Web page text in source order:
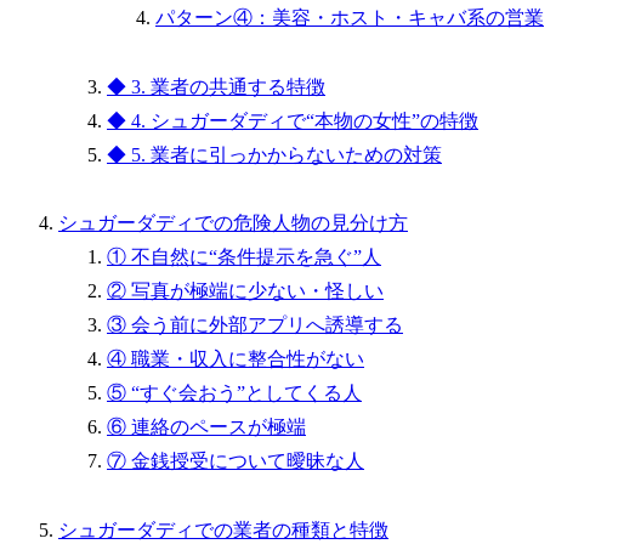
パターン④：美容・ホスト・キャバ系の営業
◆ 3. 業者の共通する特徴
◆ 4. シュガーダディで“本物の女性”の特徴
◆ 5. 業者に引っかからないための対策
シュガーダディでの危険人物の見分け方
① 不自然に“条件提示を急ぐ”人
② 写真が極端に少ない・怪しい
③ 会う前に外部アプリへ誘導する
④ 職業・収入に整合性がない
⑤ “すぐ会おう”としてくる人
⑥ 連絡のペースが極端
⑦ 金銭授受について曖昧な人
シュガーダディでの業者の種類と特徴